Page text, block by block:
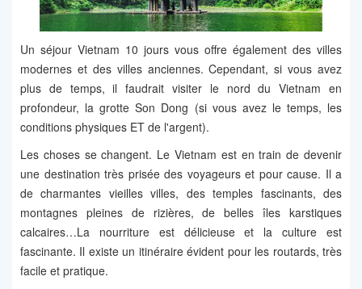
Un séjour Vietnam 10 jours vous offre également des villes
modernes et des villes anciennes. Cependant, si vous avez
plus de temps, il faudrait visiter le nord du Vietnam en
profondeur, la grotte Son Dong (si vous avez le temps, les
conditions physiques ET de l'argent).
Les choses se changent. Le Vietnam est en train de devenir
une destination très prisée des voyageurs et pour cause. Il a
de charmantes vieilles villes, des temples fascinants, des
montagnes pleines de rizières, de belles îles karstiques
calcaires…La nourriture est délicieuse et la culture est
fascinante. Il existe un itinéraire évident pour les routards, très
facile et pratique.